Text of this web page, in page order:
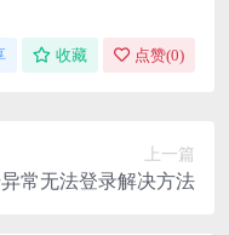
收藏 点赞(0)
上一篇
常无法登录解决方法